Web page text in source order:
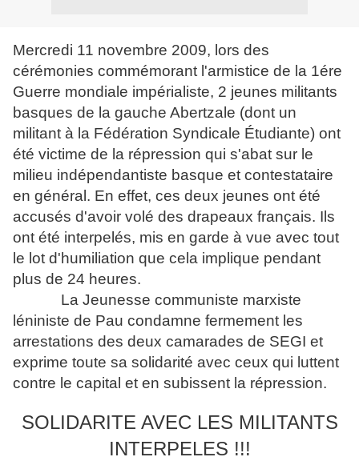
Mercredi 11 novembre 2009, lors des
cérémonies commémorant l'armistice de la 1ére
Guerre mondiale impérialiste, 2 jeunes militants
basques de la gauche Abertzale (dont un
militant à la Fédération Syndicale Étudiante) ont
été victime de la répression qui s'abat sur le
milieu indépendantiste basque et contestataire
en général. En effet, ces deux jeunes ont été
accusés d'avoir volé des drapeaux français. Ils
ont été interpelés, mis en garde à vue avec tout
le lot d'humiliation que cela implique pendant
plus de 24 heures.
La Jeunesse communiste marxiste
léniniste de Pau condamne fermement les
arrestations des deux camarades de SEGI et
exprime toute sa solidarité avec ceux qui luttent
contre le capital et en subissent la répression.
SOLIDARITE AVEC LES MILITANTS
INTERPELES !!!